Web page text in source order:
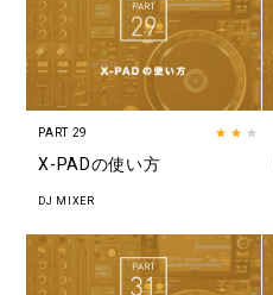
PART 29 ★★ ★
X-PADの使い方
DJ MIXER